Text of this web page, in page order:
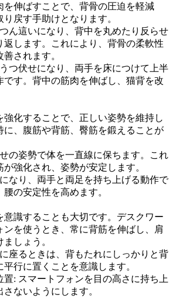
を伸ばすことで、背骨の圧迫を軽減
戻す手助けとなります。
ん這いになり、背中を丸めたり反らせ
返します。これにより、背骨の柔軟性
されます。
つ伏せになり、両手を床につけて上半
です。背中の筋肉を伸ばし、猫背を改
強化することで、正しい姿勢を維持し
に、腹筋や背筋、臀筋を鍛えることが
の姿勢で体を一直線に保ちます。これ
強化され、姿勢が安定します。
なり、両手と両足を持ち上げる動作で
の安定性を高めます。
意識することも大切です。デスクワー
ンを使うとき、常に背筋を伸ばし、肩
しょう。
座るときは、背もたれにしっかりと背
行に置くことを意識します。
置: スマートフォンを目の高さに持ち上
ないようにします。